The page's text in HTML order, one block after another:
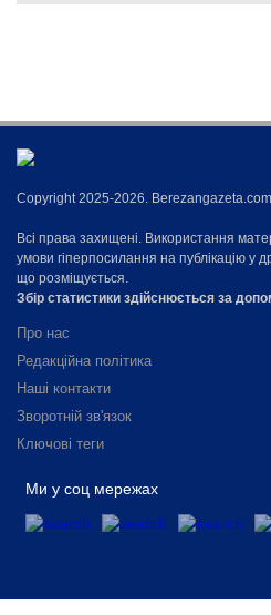
Copyright 2025-2026.
Всі права захищені. Використання
умови гіперпосилання на публікацію у
що розміщується.
Збір статистики здійснюється за
Про нас
Редакційна політика
Наші контакти
Зворотній зв'язок
Ключові теги
Ми у соц мережах